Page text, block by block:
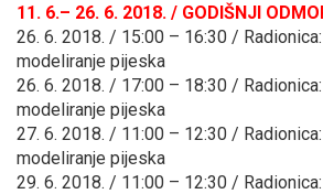
11. 6.– 26. 6. 2018. / GODIŠNJI
26. 6. 2018. / 15:00 – 16:30 /
modeliranje pijeska
26. 6. 2018. / 17:00 – 18:30 /
modeliranje pijeska
27. 6. 2018. / 11:00 – 12:30 /
modeliranje pijeska
29. 6. 2018. / 11:00 – 12:30 /